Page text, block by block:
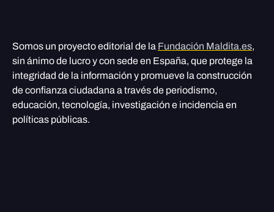
Somos un proyecto editorial de la Fundación Maldita.es,
sin ánimo de lucro y con sede en España, que protege la
integridad de la información y promueve la construcción
de confianza ciudadana a través de periodismo,
educación, tecnología, investigación e incidencia en
políticas públicas.